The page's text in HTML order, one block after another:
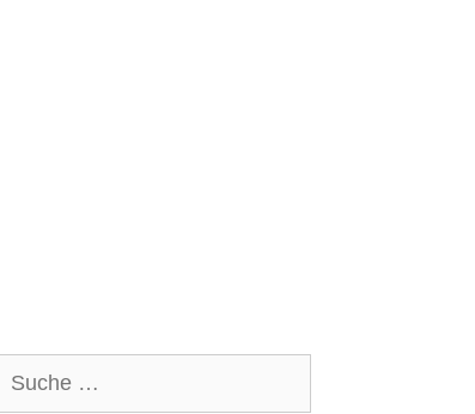
nach: